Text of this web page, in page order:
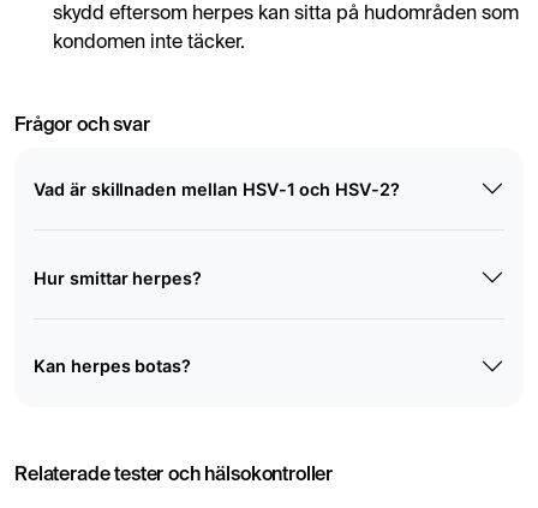
skydd eftersom herpes kan sitta på hudområden som
kondomen inte täcker.
Frågor och svar
Vad är skillnaden mellan HSV-1 och HSV-2?
Hur smittar herpes?
Kan herpes botas?
Relaterade tester och hälsokontroller